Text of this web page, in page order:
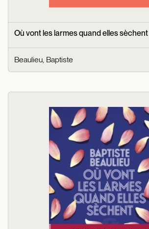
Où vont les larmes quand elles sèchent
Beaulieu, Baptiste